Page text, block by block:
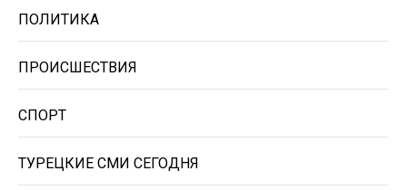
ПОЛИТИКА
ПРОИСШЕСТВИЯ
СПОРТ
ТУРЕЦКИЕ СМИ СЕГОДНЯ